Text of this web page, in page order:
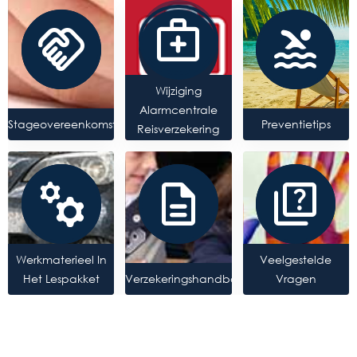
handshake
Stageovereenkomst
medical_services
Wijziging
Alarmcentrale
Reisverzekering
pool
Preventietips
manufacturing
Werkmaterieel In
Het Lespakket
description
Verzekeringshandboek
quiz
Veelgestelde
Vragen